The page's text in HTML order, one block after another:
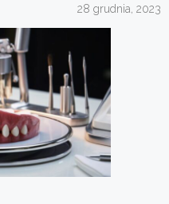
28 grudnia, 2023